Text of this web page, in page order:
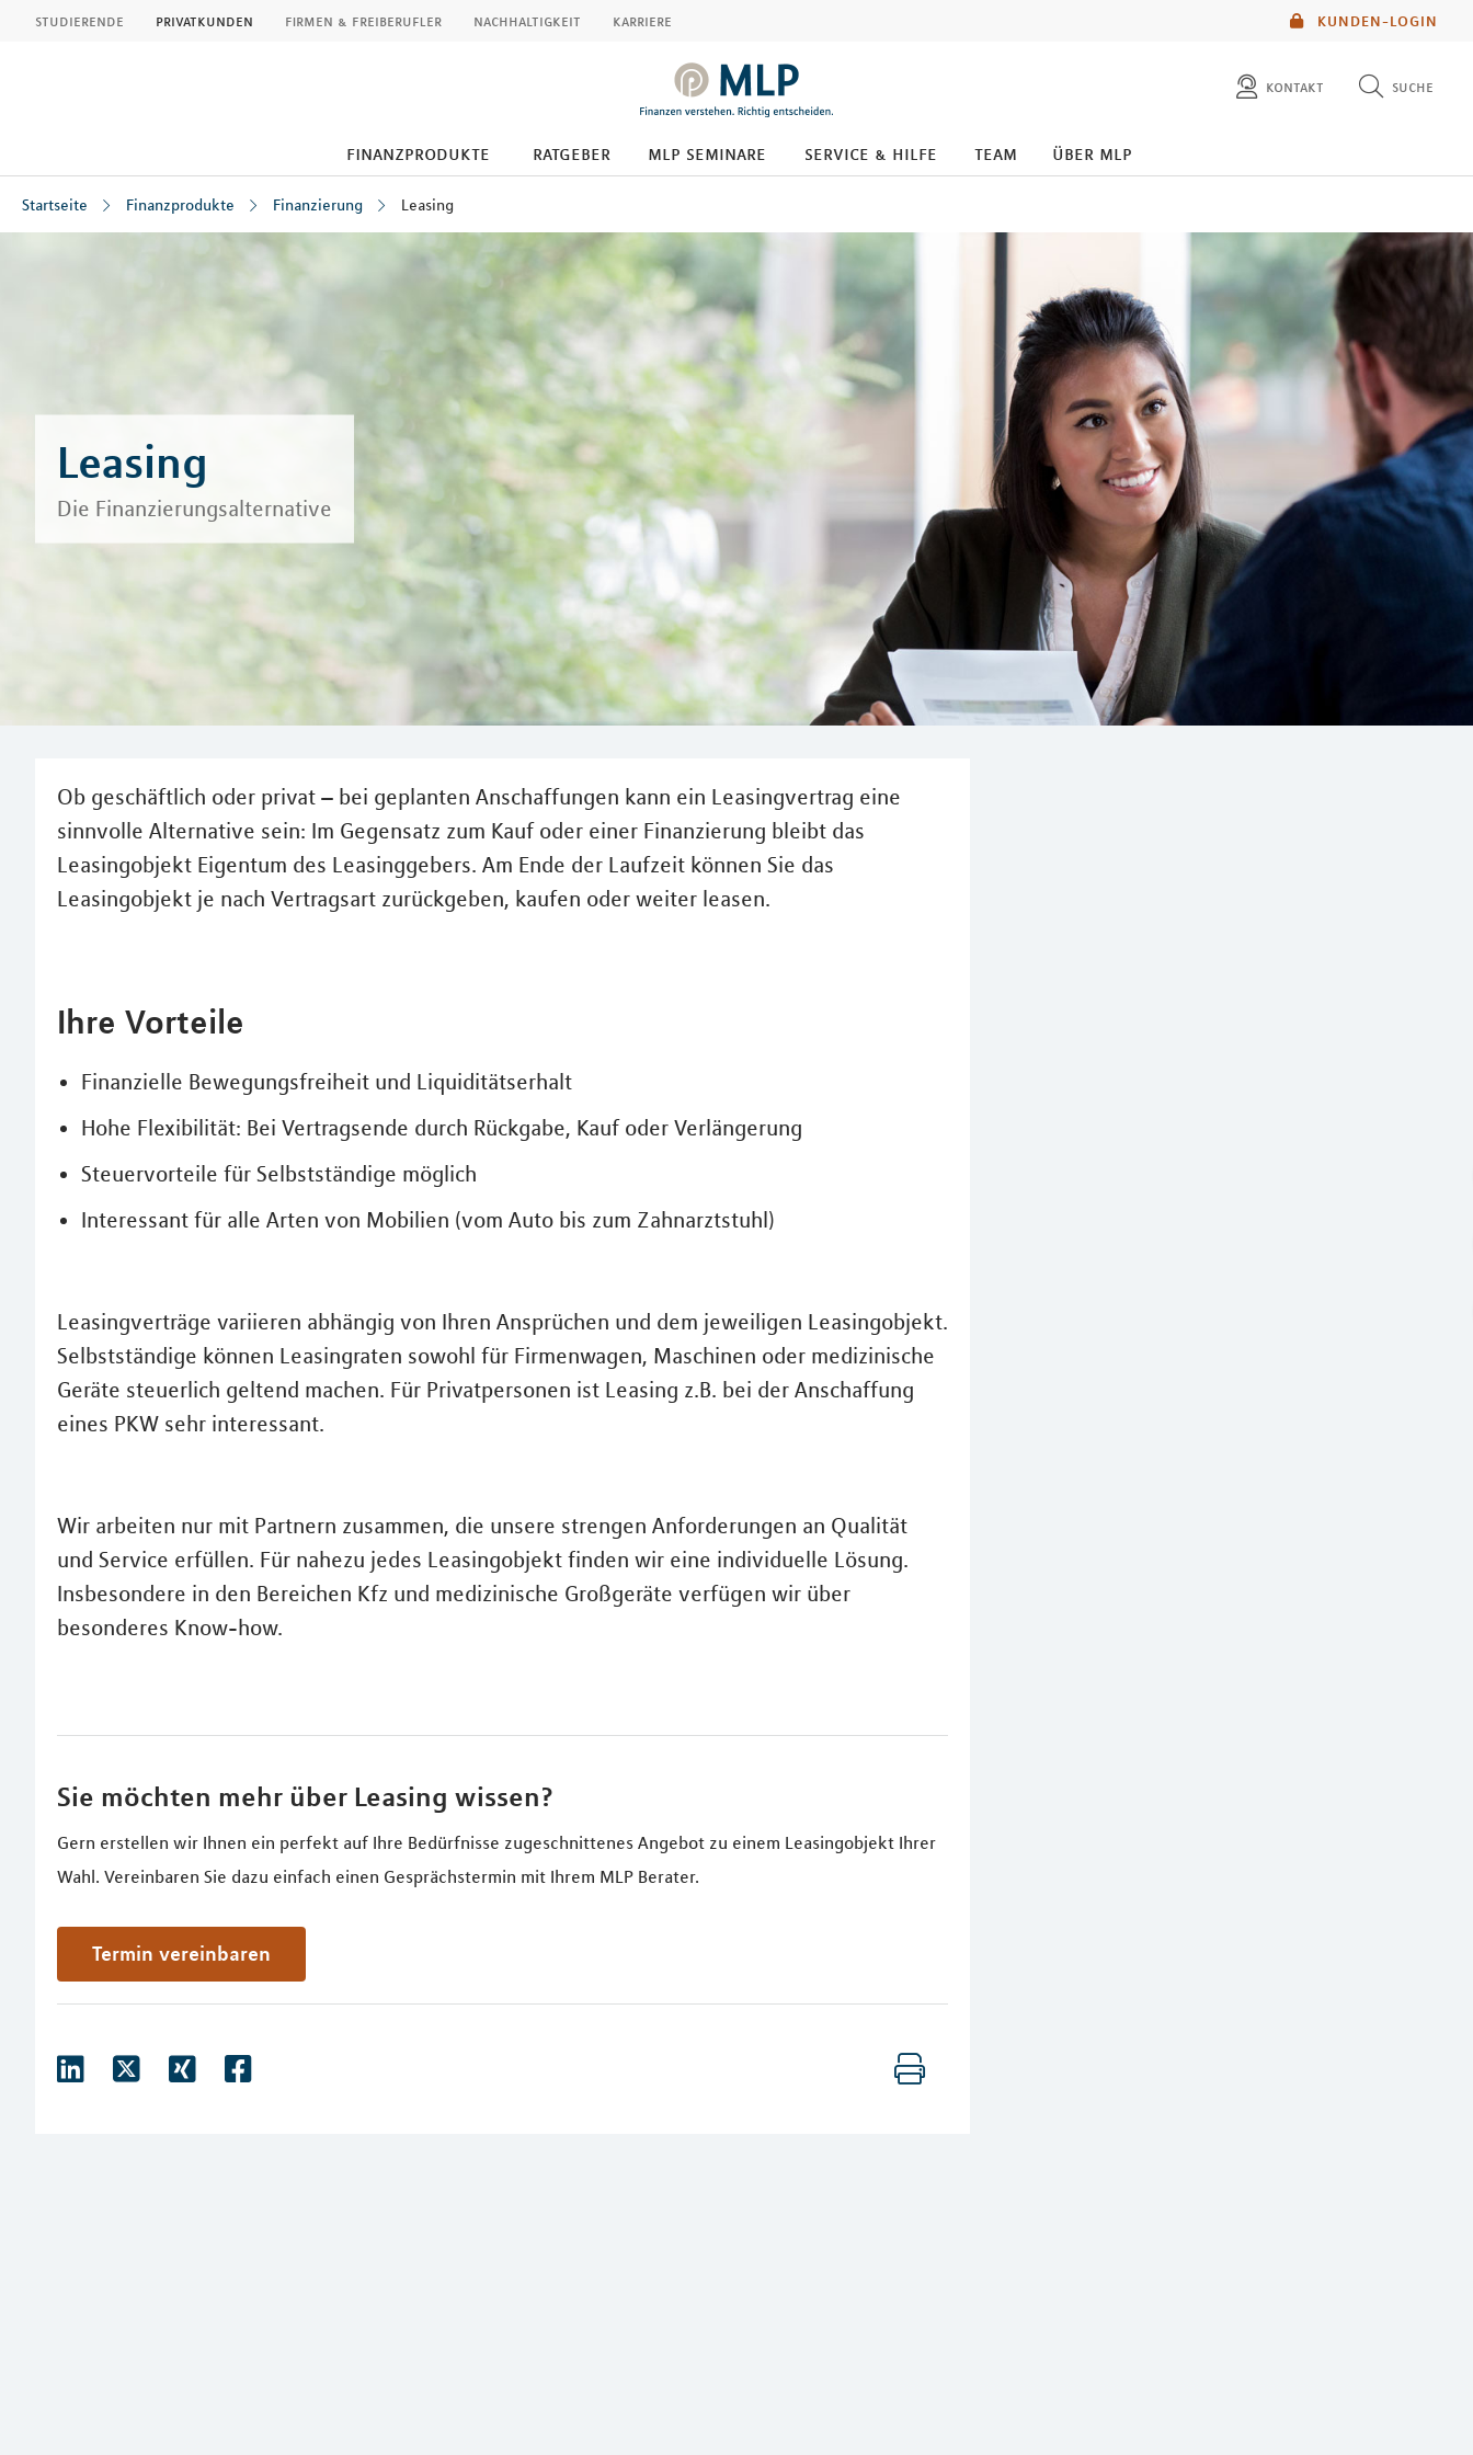
KUNDEN-LOGIN
studierende privatkunden firmen & freiberufler nachhaltigkeit karriere
kontakt suche
finanzprodukte ratgeber mlp seminare service & hilfe team über mlp
Startseite Finanzprodukte Finanzierung Leasing
Leasing
Die Finanzierungsalternative
Ob geschäftlich oder privat – bei geplanten Anschaffungen kann ein Leasingvertrag eine
sinnvolle Alternative sein: Im Gegensatz zum Kauf oder einer Finanzierung bleibt das
Leasingobjekt Eigentum des Leasinggebers. Am Ende der Laufzeit können Sie das
Leasingobjekt je nach Vertragsart zurückgeben, kaufen oder weiter leasen.
Ihre Vorteile
Finanzielle Bewegungsfreiheit und Liquiditätserhalt
Hohe Flexibilität: Bei Vertragsende durch Rückgabe, Kauf oder Verlängerung
Steuervorteile für Selbstständige möglich
Interessant für alle Arten von Mobilien (vom Auto bis zum Zahnarztstuhl)
Leasingverträge variieren abhängig von Ihren Ansprüchen und dem jeweiligen Leasingobjekt.
Selbstständige können Leasingraten sowohl für Firmenwagen, Maschinen oder medizinische
Geräte steuerlich geltend machen. Für Privatpersonen ist Leasing z.B. bei der Anschaffung
eines PKW sehr interessant.
Wir arbeiten nur mit Partnern zusammen, die unsere strengen Anforderungen an Qualität
und Service erfüllen. Für nahezu jedes Leasingobjekt finden wir eine individuelle Lösung.
Insbesondere in den Bereichen Kfz und medizinische Großgeräte verfügen wir über
besonderes Know-how.
Sie möchten mehr über Leasing wissen?
Gern erstellen wir Ihnen ein perfekt auf Ihre Bedürfnisse zugeschnittenes Angebot zu einem Leasingobjekt Ihrer
Wahl. Vereinbaren Sie dazu einfach einen Gesprächstermin mit Ihrem MLP Berater.
Termin vereinbaren